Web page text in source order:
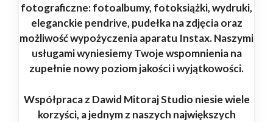
fotograficzne: fotoalbumy, fotoksiążki, wydruki,
eleganckie pendrive, pudełka na zdjęcia oraz
możliwość wypożyczenia aparatu Instax. Naszymi
usługami wyniesiemy Twoje wspomnienia na
zupełnie nowy poziom jakości i wyjątkowości.
Współpraca z Dawid Mitoraj Studio niesie wiele
korzyści, a jednym z naszych największych